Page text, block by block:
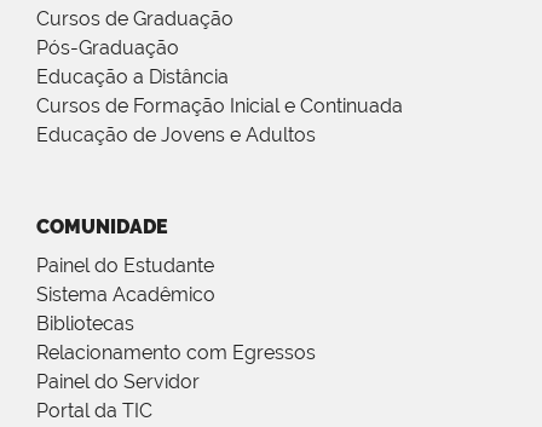
Cursos de Graduação
Pós-Graduação
Educação a Distância
Cursos de Formação Inicial e Continuada
Educação de Jovens e Adultos
COMUNIDADE
Painel do Estudante
Sistema Acadêmico
Bibliotecas
Relacionamento com Egressos
Painel do Servidor
Portal da TIC